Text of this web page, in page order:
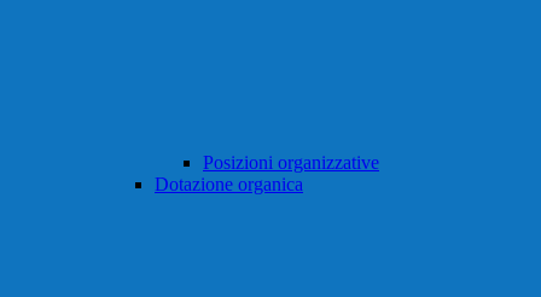
Posizioni organizzative
Dotazione organica